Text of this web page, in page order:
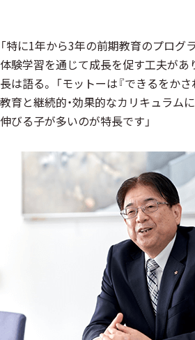
「特に1年から3年の前期教育のプログ
体験学習を通じて成長を促す工夫があ
長は語る。 「モットーは『できるをか
教育と継続的・効果的なカリキュラム
伸びる子が多いのが特長です」